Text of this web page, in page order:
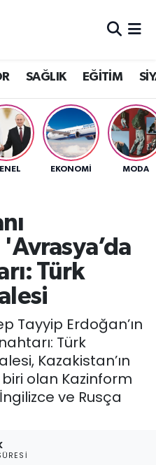
SAĞLIK EĞİTİM
EKONOMİ MODA
Türk
Tayyip Erdoğan’ın
Türk
Kazakistan’ın
olan Kazinform
ve Rusça
ve Fikstür